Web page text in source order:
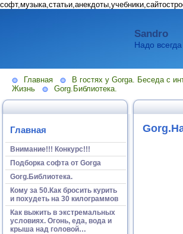
Sandro
Надо
Главная В гостях у Gorga. Беседа с
Жизнь
Gorg.Библиотека.
Главная
Внимание!!! Конкурс!!!
Подборка софта от Gorga
Gorg.Библиотека.
Кому за 50.Как бросить курить
и похудеть на 30 килограммов
Как выжить в экстремальных
условиях. Огонь, еда, вода и
крыша над головой…